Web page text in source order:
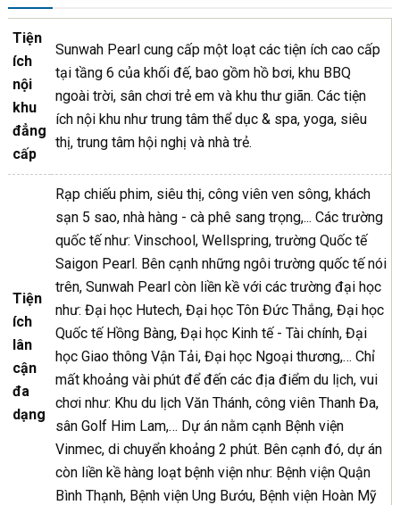
Tiện
ích
nội
khu
đẳng
cấp
Sunwah Pearl cung cấp một loạt các tiện ích cao cấp
tại tầng 6 của khối đế, bao gồm hồ bơi, khu BBQ
ngoài trời, sân chơi trẻ em và khu thư giãn. Các tiện
ích nội khu như trung tâm thể dục & spa, yoga, siêu
thị, trung tâm hội nghị và nhà trẻ.
Tiện
ích
lân
cận
đa
dạng
Rạp chiếu phim, siêu thị, công viên ven sông, khách
sạn 5 sao, nhà hàng - cà phê sang trọng,... Các trường
quốc tế như: Vinschool, Wellspring, trường Quốc tế
Saigon Pearl. Bên cạnh những ngôi trường quốc tế nói
trên, Sunwah Pearl còn liền kề với các trường đại học
như: Đại học Hutech, Đại học Tôn Đức Thắng, Đại học
Quốc tế Hồng Bàng, Đại học Kinh tế - Tài chính, Đại
học Giao thông Vận Tải, Đại học Ngoại thương,… Chỉ
mất khoảng vài phút để đến các địa điểm du lịch, vui
chơi như: Khu du lịch Văn Thánh, công viên Thanh Đa,
sân Golf Him Lam,… Dự án nằm cạnh Bệnh viện
Vinmec, di chuyển khoảng 2 phút. Bên cạnh đó, dự án
còn liền kề hàng loạt bệnh viện như: Bệnh viện Quận
Bình Thạnh, Bệnh viện Ung Bướu, Bệnh viện Hoàn Mỹ